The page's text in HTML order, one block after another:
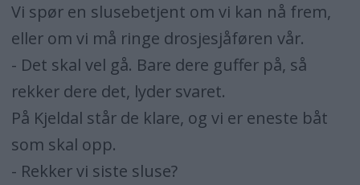
Vi spør en slusebetjent om vi kan nå frem,
eller om vi må ringe drosjesjåføren vår.
- Det skal vel gå. Bare dere guffer på, så
rekker dere det, lyder svaret.
På Kjeldal står de klare, og vi er eneste båt
som skal opp.
- Rekker vi siste sluse?